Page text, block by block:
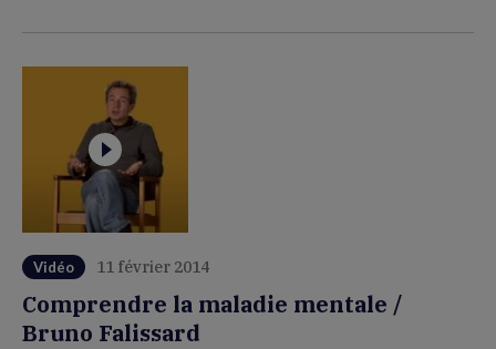
Vidéo 11 février 2014
Comprendre la maladie mentale /
Bruno Falissard